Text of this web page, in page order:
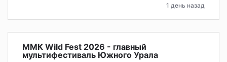
1 день назад
ММК Wild Fest 2026 - главный
мультифестиваль Южного Урала